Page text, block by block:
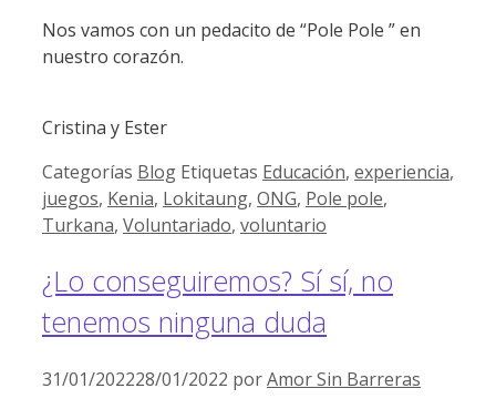
Nos vamos con un pedacito de “Pole Pole ” en
nuestro corazón.
Cristina y Ester
Categorías Blog Etiquetas Educación, experiencia,
juegos, Kenia, Lokitaung, ONG, Pole pole,
Turkana, Voluntariado, voluntario
¿Lo conseguiremos? Sí sí, no
tenemos ninguna duda
31/01/202228/01/2022 porAmor Sin Barreras